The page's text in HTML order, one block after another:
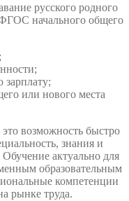
русского родного
начального общего
зарплату;
или нового места
возможность быстро
знания и
актуально для
образовательным
компетенции
рынке труда.